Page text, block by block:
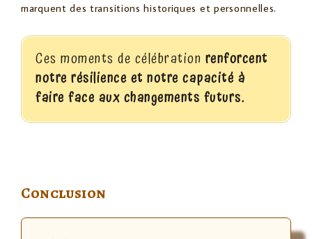
marquent des transitions historiques et personnelles.
Ces moments de célébration renforcent
notre résilience et notre capacité à
faire face aux changements futurs.
Conclusion